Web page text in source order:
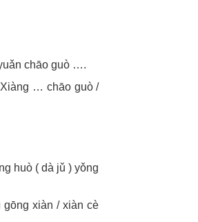
chāo guò ….
… chāo guò /
huò ( dà jǔ ) yǒng
xiàn / xiàn cè